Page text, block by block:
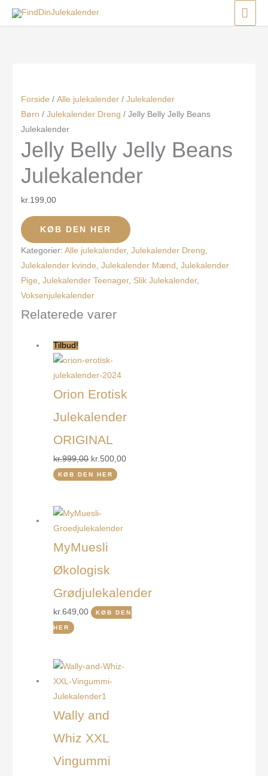
Forside / Alle julekalender/ Julekalender
Børn / Julekalender Dreng / Jelly Belly Jelly Beans
Julekalender
Jelly Belly Jelly Beans
Julekalender
kr.199,00
KØB DEN HER
Kategorier: Alle julekalender, Julekalender Dreng
Julekalender kvinde Julekalender Mænd
Julekalender
Pige Julekalender Teenager, Slik Julekalender,
Voksenjulekalender
Relaterede varer
Tilbud!
Orion Erotisk
Julekalender
ORIGINAL
kr.999,00 kr.500,00
KØB DEN HER
MyMuesli
Økologisk
Grødjulekalender
kr.649,00 KØB DEN
HER
Wally and
Whiz XXL
Vingummi
Menu
Menu
Menu